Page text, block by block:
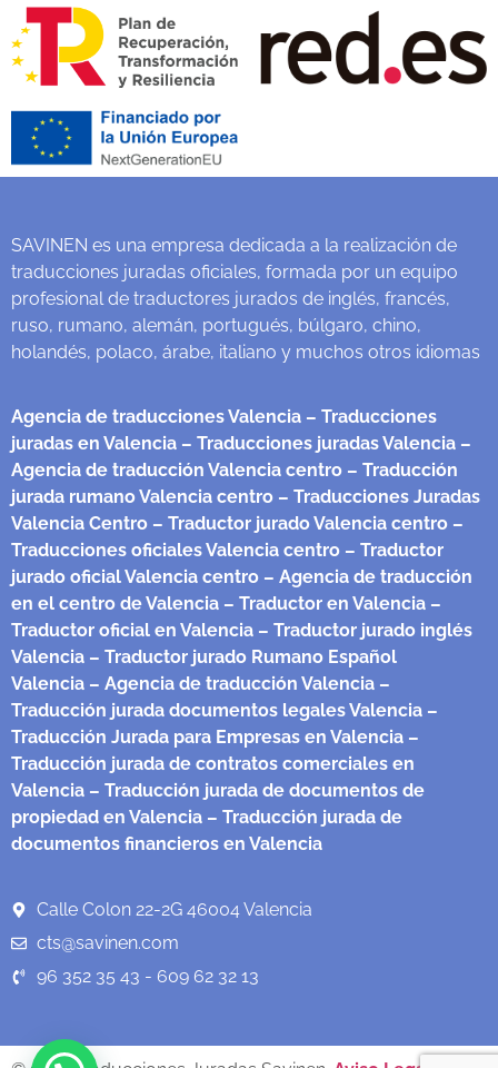
SAVINEN es una empresa dedicada a la realización de
traducciones juradas oficiales, formada por un equipo
profesional de traductores jurados de inglés, francés,
ruso, rumano, alemán, portugués, búlgaro, chino,
holandés, polaco, árabe, italiano y muchos otros idiomas
Agencia de traducciones Valencia – Traducciones
juradas en Valencia – Traducciones juradas Valencia –
Agencia de traducción Valencia centro – Traducción
jurada rumano Valencia centro – Traducciones Juradas
Valencia Centro – Traductor jurado Valencia centro –
Traducciones oficiales Valencia centro – Traductor
jurado oficial Valencia centro – Agencia de traducción
en el centro de Valencia – Traductor en Valencia –
Traductor oficial en Valencia – Traductor jurado inglés
Valencia – Traductor jurado Rumano Español
Valencia – Agencia de traducción Valencia –
Traducción jurada documentos legales Valencia –
Traducción Jurada para Empresas en Valencia –
Traducción jurada de contratos comerciales en
Valencia – Traducción jurada de documentos de
propiedad en Valencia – Traducción jurada de
documentos financieros en Valencia
Calle Colon 22-2G 46004 Valencia
cts@savinen.com
96 352 35 43 - 609 62 32 13